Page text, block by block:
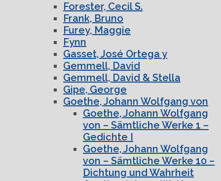
Forester, Cecil S.
Frank, Bruno
Furey, Maggie
Fynn
Gasset, José Ortega y
Gemmell, David
Gemmell, David & Stella
Gipe, George
Goethe, Johann Wolfgang von
Goethe, Johann Wolfgang
von – Sämtliche Werke 1 –
Gedichte I
Goethe, Johann Wolfgang
von – Sämtliche Werke 10 –
Dichtung und Wahrheit